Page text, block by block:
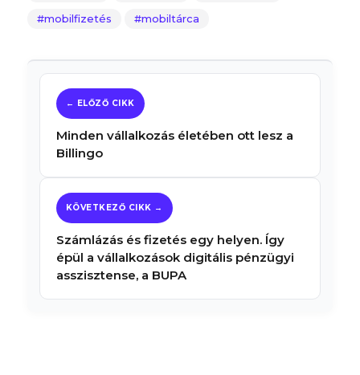
mobilfizetés mobiltárca
Minden vállalkozás életében ott lesz a
Billingo
Számlázás és fizetés egy helyen. Így
épül a vállalkozások digitális pénzügyi
asszisztense, a BUPA